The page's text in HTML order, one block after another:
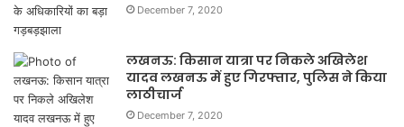
December 7, 2020
लखनऊ: किसान यात्रा पर निकले अखिलेश
यादव लखनऊ में हुए गिरफ्तार, पुलिस ने किया
लाठीचार्ज
December 7, 2020